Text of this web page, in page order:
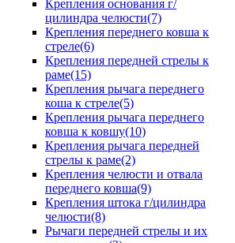
Крепления основания г/
цилиндра челюсти(7)
Крепления переднего ковша к
стреле(6)
Крепления передней стрелы к
раме(15)
Крепления рычага переднего
коша к стреле(5)
Крепления рычага переднего
ковша к ковшу(10)
Крепления рычага передней
стрелы к раме(2)
Крепления челюсти и отвала
переднего ковша(9)
Крепления штока г/цилиндра
челюсти(8)
Рычаги передней стрелы и их